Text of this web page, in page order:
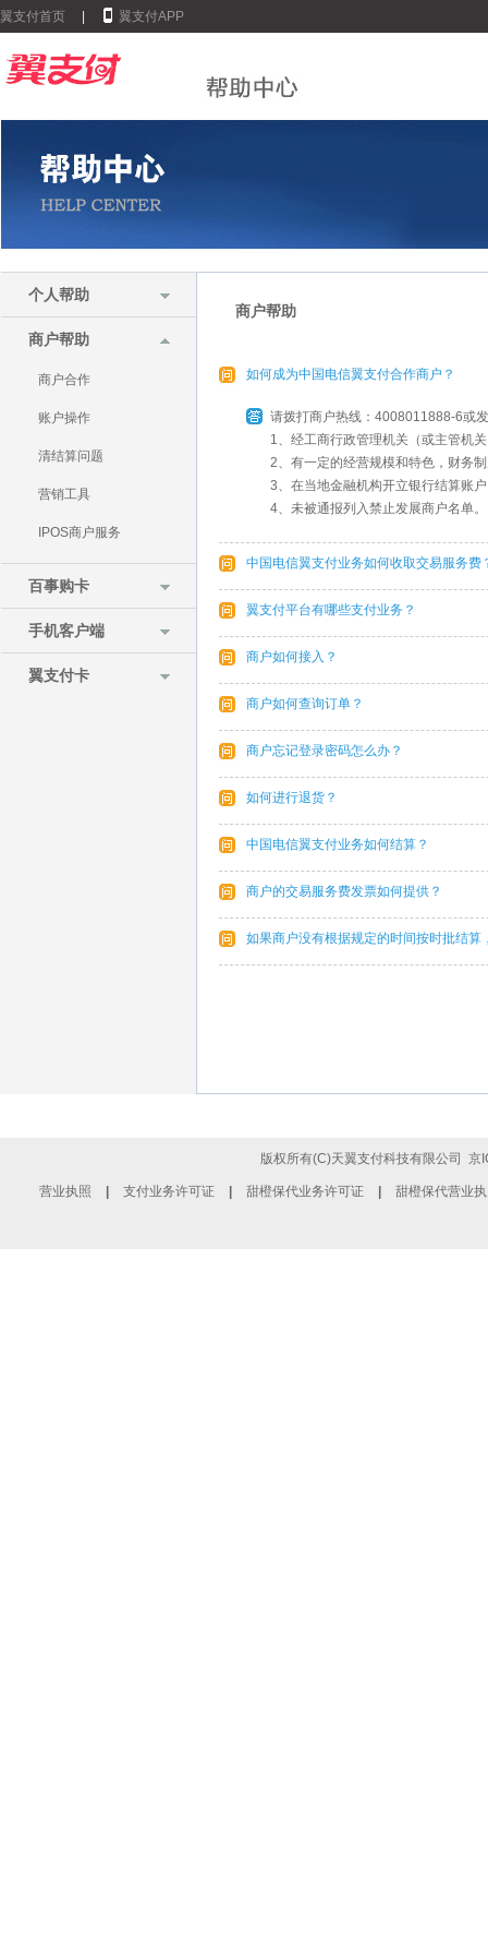
翼支付首页 翼支付APP
个人帮助
商户帮助
商户合作
账户操作
清结算问题
营销工具
IPOS商户服务
百事购卡
手机客户端
翼支付卡
商户帮助
如何成为中国电信翼支付合作商户？
请拨打商户热线：4008011888-6或
1、经工商行政管理机关（或主管机
2、有一定的经营规模和特色，财务
3、在当地金融机构开立银行结算账
4、未被通报列入禁止发展商户名单。
中国电信翼支付业务如何收取交易服务费
翼支付平台有哪些支付业务？
商户如何接入？
商户如何查询订单？
商户忘记登录密码怎么办？
如何进行退货？
中国电信翼支付业务如何结算？
商户的交易服务费发票如何提供？
如果商户没有根据规定的时间按时批结算
版权所有(C)天翼支付科技有限公司京
营业执照 支付业务许可证 甜橙保代业务许可证 甜橙保代营业